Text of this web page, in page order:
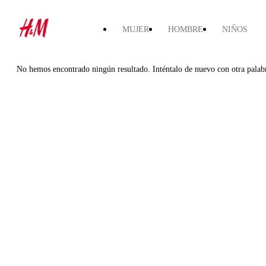
MUJER HOMBRE NIÑOS
No hemos encontrado ningún resultado. Inténtalo de nuevo con otra